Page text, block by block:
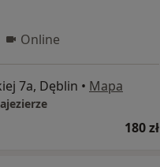
Online
7a, Dęblin • Mapa
180 zł